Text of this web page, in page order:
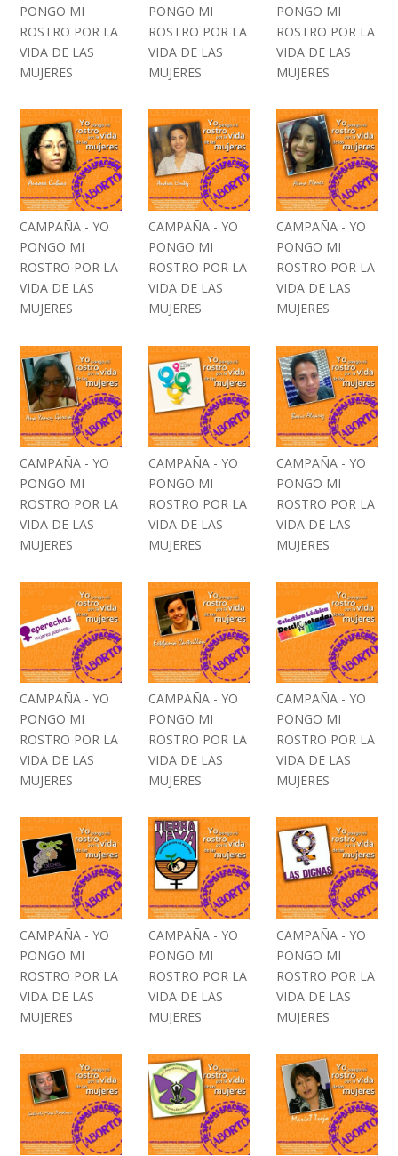
PONGO MI
ROSTRO POR LA
VIDA DE LAS
MUJERES
PONGO MI
ROSTRO POR LA
VIDA DE LAS
MUJERES
PONGO MI
ROSTRO POR LA
VIDA DE LAS
MUJERES
CAMPAÑA - YO
PONGO MI
ROSTRO POR LA
VIDA DE LAS
MUJERES
CAMPAÑA - YO
PONGO MI
ROSTRO POR LA
VIDA DE LAS
MUJERES
CAMPAÑA - YO
PONGO MI
ROSTRO POR LA
VIDA DE LAS
MUJERES
CAMPAÑA - YO
PONGO MI
ROSTRO POR LA
VIDA DE LAS
MUJERES
CAMPAÑA - YO
PONGO MI
ROSTRO POR LA
VIDA DE LAS
MUJERES
CAMPAÑA - YO
PONGO MI
ROSTRO POR LA
VIDA DE LAS
MUJERES
CAMPAÑA - YO
PONGO MI
ROSTRO POR LA
VIDA DE LAS
MUJERES
CAMPAÑA - YO
PONGO MI
ROSTRO POR LA
VIDA DE LAS
MUJERES
CAMPAÑA - YO
PONGO MI
ROSTRO POR LA
VIDA DE LAS
MUJERES
CAMPAÑA - YO
PONGO MI
ROSTRO POR LA
VIDA DE LAS
MUJERES
CAMPAÑA - YO
PONGO MI
ROSTRO POR LA
VIDA DE LAS
MUJERES
CAMPAÑA - YO
PONGO MI
ROSTRO POR LA
VIDA DE LAS
MUJERES